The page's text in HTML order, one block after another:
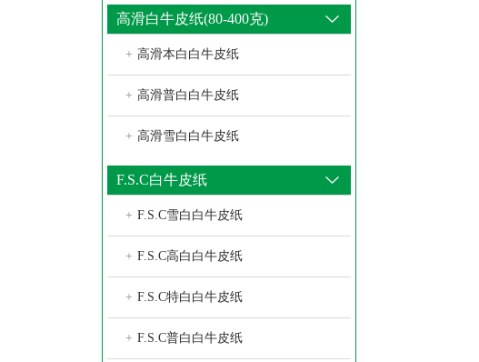
高滑白牛皮纸(80-400克)
+ 高滑本白白牛皮纸
+ 高滑普白白牛皮纸
+ 高滑雪白白牛皮纸
F.S.C白牛皮纸
+ F.S.C雪白白牛皮纸
+ F.S.C高白白牛皮纸
+ F.S.C特白白牛皮纸
+ F.S.C普白白牛皮纸